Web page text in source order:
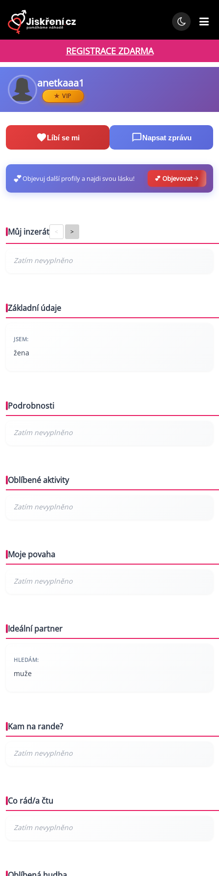
REGISTRACE ZDARMA
anetkaaa1
VIP
Líbí se mi Napsat zprávu
💕Objevuj další profily a najdi svou lásku! 💕 Objevovat
Můj inzerát < >
Základní údaje
JSEM:
žena
Podrobnosti
Oblíbené aktivity
Moje povaha
Ideální partner
HLEDÁM:
muže
Kam na rande?
Co rád/a čtu